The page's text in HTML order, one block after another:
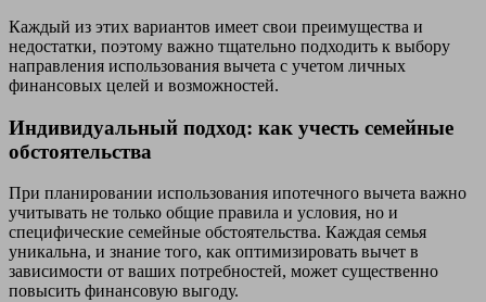
Каждый из этих вариантов имеет свои преимущества и
недостатки, поэтому важно тщательно подходить к выбору
направления использования вычета с учетом личных
финансовых целей и возможностей.
Индивидуальный подход: как учесть семейные
обстоятельства
При планировании использования ипотечного вычета важно
учитывать не только общие правила и условия, но и
специфические семейные обстоятельства. Каждая семья
уникальна, и знание того, как оптимизировать вычет в
зависимости от ваших потребностей, может существенно
повысить финансовую выгоду.